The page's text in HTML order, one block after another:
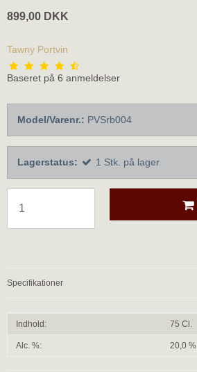
899,00 DKK
Tawny Portvin
Baseret på 6 anmeldelser
Model/Varenr.: PVSrb004
Lagerstatus: 1 Stk. på lager
Specifikationer
Indhold: 75 Cl.
Alc. %: 20,0 %